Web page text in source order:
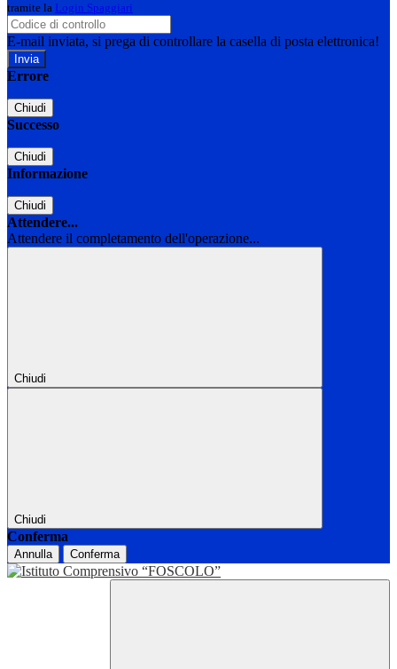
tramite la Login Spaggiari
E-mail inviata, si prega di controllare la casella di posta elettronica!
Errore
Chiudi
Successo
Chiudi
Informazione
Chiudi
Attendere...
Attendere il completamento dell'operazione...
Chiudi
Chiudi
Conferma
Annulla Conferma